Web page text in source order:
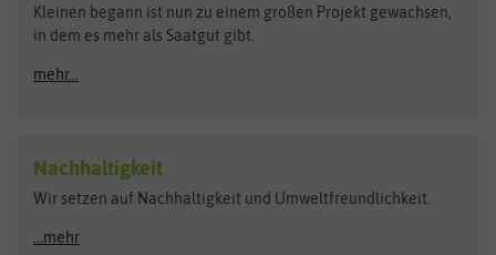
Anzucht & Gartenzubehör
Anzuchtschalen
Heizmatte & Heizkabel
Kokos-Quelltabletten
Zimmergewächshaus
Bûten Birds
Carl Pabst
Flora Elite
Florissa
Flortis
Hortitops
Kleinen begann ist nun zu einem großen Projekt gewachsen,
in dem es mehr als Saatgut gibt.
mehr...
Nachhaltigkeit
Wir setzen auf Nachhaltigkeit und Umweltfreundlichkeit.
...mehr